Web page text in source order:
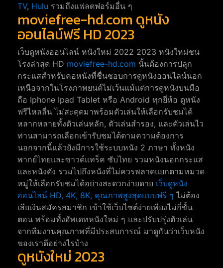
TV, Hulu รวมถึงแฟลตฟอร์มอื่น ๆ
moviefree-hd.com ดูหนัง
ออนไลน์ฟรี HD 2023
เว็บดูหนังออนไลน์ หนังใหม่ 2022 2023 หนังใหม่ชน
โรงล่าสุด HD moviefree-hd.com นั้นต้องการปลุก
กระแสสำหรับคอหนังที่ชื่นชอบการดูหนังออนไลน์นอก
เหนือจากในโรงภาพยนต์ไม่เว้นแม้แต่การดูหนังบนมือ
ถือ Iphone Ipad Tablet หรือ Android ทุกยี่ห้อ ดูหนัง
ฟรีไหลลื่น ไม่สะดุดมาพร้อมตัวเล่นให้เลือกรับชมได้
หลากหลายทั้งตัวเล่นหลัก, ตัวเล่นสำรอง, และตัวเล่นไว
ท่านสามารถเลือกเข้ารับชมได้ตามความต้องการ
นอกจากนี้แล้วยังมีการใช้ระบบหนัง 2 ภาษา ทั้งหนัง
พากย์ไทยและซาวด์แทร็ค ซับไทย รวมหนังนอกกระแส
และหนังดัง รวมไปถึงหนังที่ไม่ควรพลาดแยกตามหมวด
หมู่ให้เลือกรับชมได้อย่างสะดวกง่ายดาย เว็บดูหนัง
ออนไลน์ HD, 4K, 8K, คุณภาพสูงสุดแบบฟรี ๆ ไม่ต้อง
เสียเงินสมัครสมาชิก เข้าใช้เว็บไซต์ง่ายเพียงไม่กี่ขั้น
ตอน พร้อมทั้งอัพเดทหนังใหม่ ๆ และปรับปรุ่งตัวเล่น
จากทีมงานคุณภาพที่มีประสบการณ์ มาดูกันว่าเว็บหนัง
ของเราดีอย่างไรบ้าง
ดูหนังใหม่ 2023